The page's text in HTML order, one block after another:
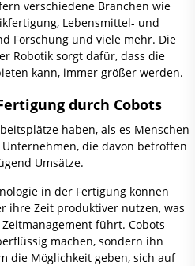
verschiedene Branchen wie
Lebensmittel- und
Forschung und viele mehr. Die
Robotik sorgt dafür, dass die
kann, immer größer werden.
durch Cobots
haben, als es Menschen
die davon betroffen
Umsätze.
in der Fertigung können
ihre Zeit produktiver nutzen, was
führt. Cobots
machen, sondern ihn
die Möglichkeit geben, sich auf